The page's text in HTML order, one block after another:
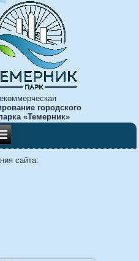
городского
«Темерник»
сайта: